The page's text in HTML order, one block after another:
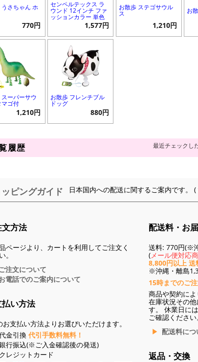
うさちゃん ホ
770円
センペルテックス ラ
ウンド 12インチ ファ
ッションカラー 単色
1,577円
お散歩 ステゴサウル
ス
1,210円
お
スーパーサウ
ゴ付
1,210円
お散歩 フレンチブル
ドッグ
880円
履歴 最近チェックし
ピングガイド 日本国内への配送に関するご案内です。 (
文方法
ページより、カートを利用してご注文く
。
注文について
電話でのご案内について
払い方法
お支払い方法よりお選びいただけます。
金引換 代引手数料無料！
行振込(※ご入金確認後の発送)
クレジットカード
配送料・お
送料: 770円(※
(メール便対応
8,800円以上 送
※沖縄・離島
15時までのご
商品や契約によ
在庫状況その
す。 休業日に
ご確認ください
配送料につ
返品・交換